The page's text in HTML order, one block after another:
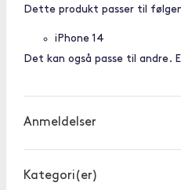
Dette produkt passer til
iPhone 14
Det kan også passe til andre.
Anmeldelser
Kategori(er)